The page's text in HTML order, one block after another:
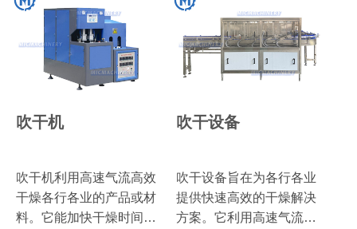
吹干机
吹干机利用高速气流高效
干燥各行各业的产品或材
料。它能加快干燥时间，
吹干设备
吹干设备旨在为各行各业
提供快速高效的干燥解决
方案。它利用高速气流来